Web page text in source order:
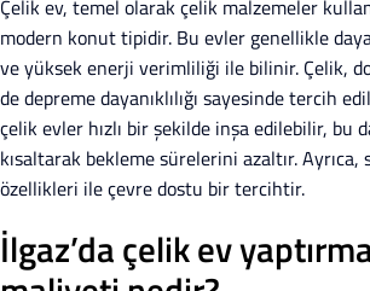
Çelik ev, temel olarak çelik malzemeler
modern konut tipidir. Bu evler genellikle
ve yüksek enerji verimliliği ile bilinir. Çelik,
de depreme dayanıklılığı sayesinde tercih
çelik evler hızlı bir şekilde inşa edilebilir, bu
kısaltarak bekleme sürelerini azaltır.
özellikleri ile çevre dostu bir tercihtir.
İlgaz’da çelik ev